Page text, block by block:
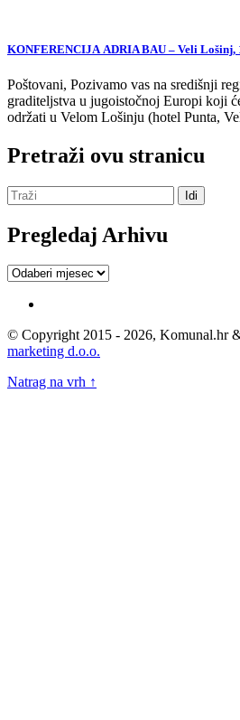
KONFERENCIJA ADRIA BAU – Veli Lošinj,
Poštovani, Pozivamo vas na središnji
graditeljstva u jugoistočnoj Europi koji
održati u Velom Lošinju (hotel Punta,
Pretraži ovu stranicu
Pregledaj Arhivu
Pregledaj
© Copyright 2015 - 2026, Komunal.hr
marketing d.o.o.
Natrag na vrh ↑